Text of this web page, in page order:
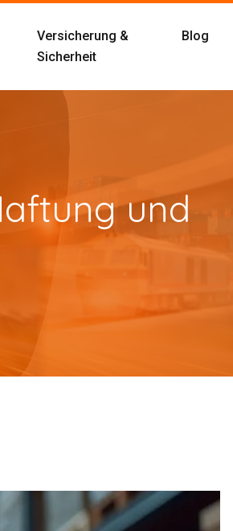
Versicherung &
Sicherheit
Blog
und